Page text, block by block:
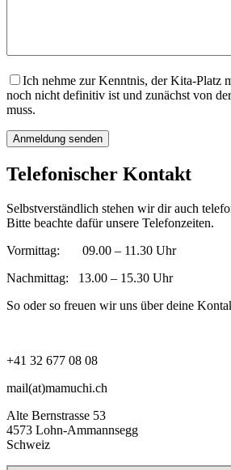
Ich nehme zur Kenntnis, der Kita-Platz
noch nicht definitiv ist und zunächst von
muss.
Telefonischer Kontakt
Selbstverständlich stehen wir dir auch
Bitte beachte dafür unsere Telefonzeiten.
Vormittag: 09.00 – 11.30 Uhr
Nachmittag: 13.00 – 15.30 Uhr
So oder so freuen wir uns über deine
+41 32 677 08 08
mail(at)mamuchi.ch
Alte Bernstrasse 53
4573 Lohn-Ammannsegg
Schweiz